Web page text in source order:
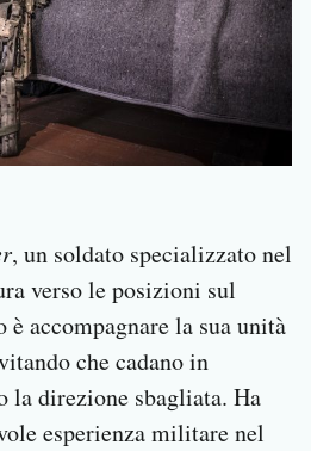
, un soldato specializzato nel
verso le posizioni sul
accompagnare la sua unità
che cadano in
la direzione sbagliata. Ha
esperienza militare nel